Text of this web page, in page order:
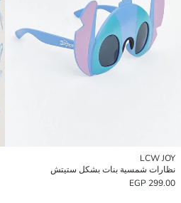
LCW JOY
نظارات شمسية بنات بشكل ستيتش
299.00 EGP